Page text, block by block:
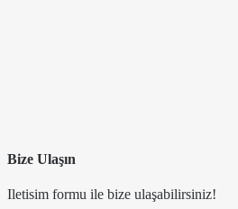
Bize Ulaşın
Iletisim formu ile bize ulaşabilirsiniz!